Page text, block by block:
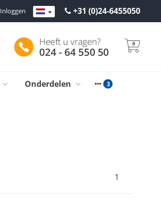
+31 (0)24-6455050
Inloggen
0
Onderdelen
1